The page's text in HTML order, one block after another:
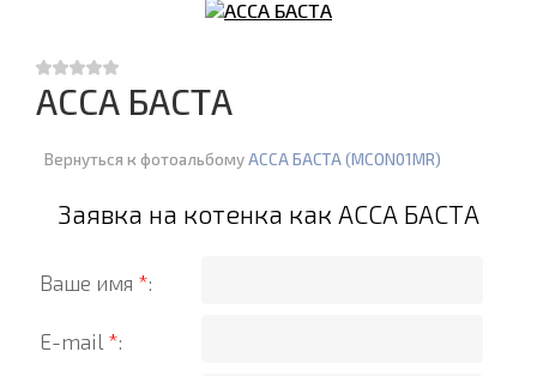
АССА БАСТА
Вернуться к фотоальбомуАССА БАСТА (MCON01MR)
Заявка на котенка как АССА БАСТА
Ваше имя *:
E-mail *: